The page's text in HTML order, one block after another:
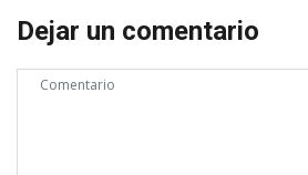
Dejar un comentario